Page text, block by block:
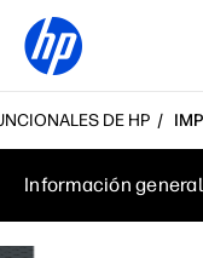
DE HP
Información general
Información general
Información general